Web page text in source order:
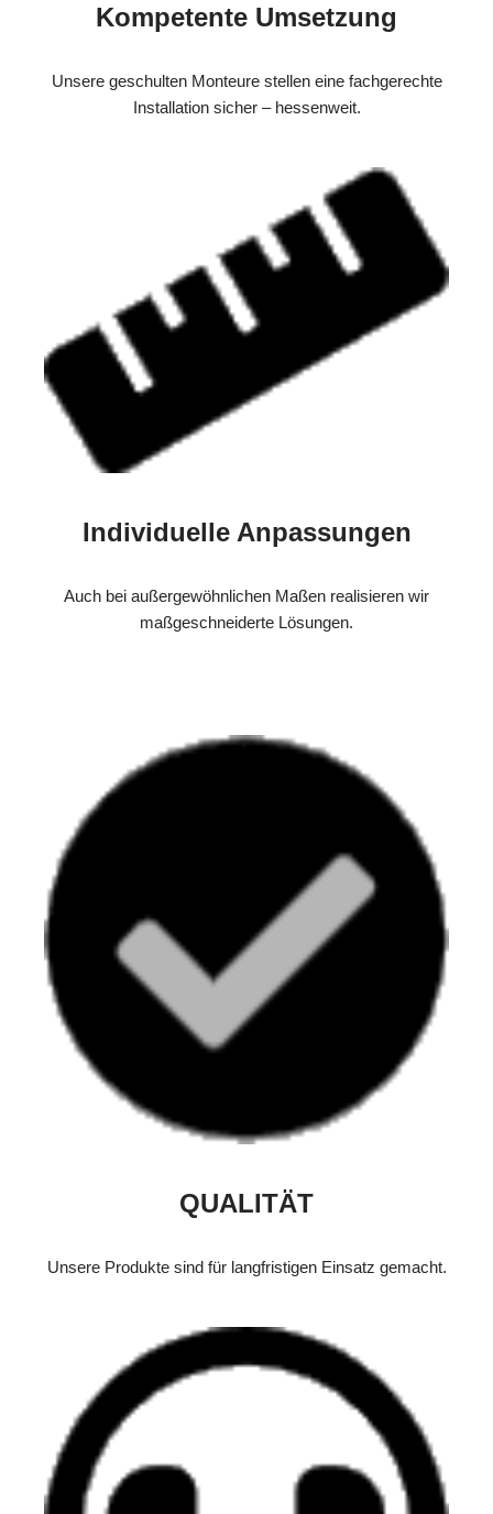
Kompetente Umsetzung
Unsere geschulten Monteure stellen eine fachgerechte
Installation sicher – hessenweit.
Individuelle Anpassungen
Auch bei außergewöhnlichen Maßen realisieren wir
maßgeschneiderte Lösungen.
QUALITÄT
Unsere Produkte sind für langfristigen Einsatz gemacht.